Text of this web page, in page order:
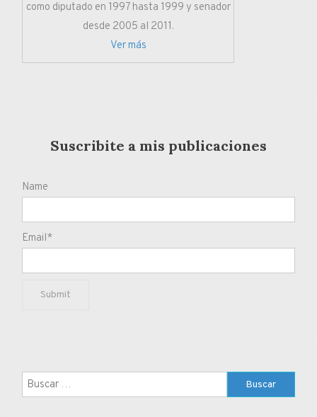
como diputado en 1997 hasta 1999 y senador
desde 2005 al 2011.
Ver más
Suscribite a mis publicaciones
Name
Email*
Buscar: